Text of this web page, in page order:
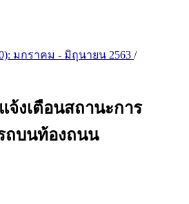
มกราคม - มิถุนายน 2563 /
งเตือนสถานะการ
ถบนท้องถนน